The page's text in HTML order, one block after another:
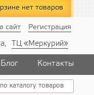
нет товаров
сайт Регистрация
ТЦ «Меркурий»
Блог Контакты